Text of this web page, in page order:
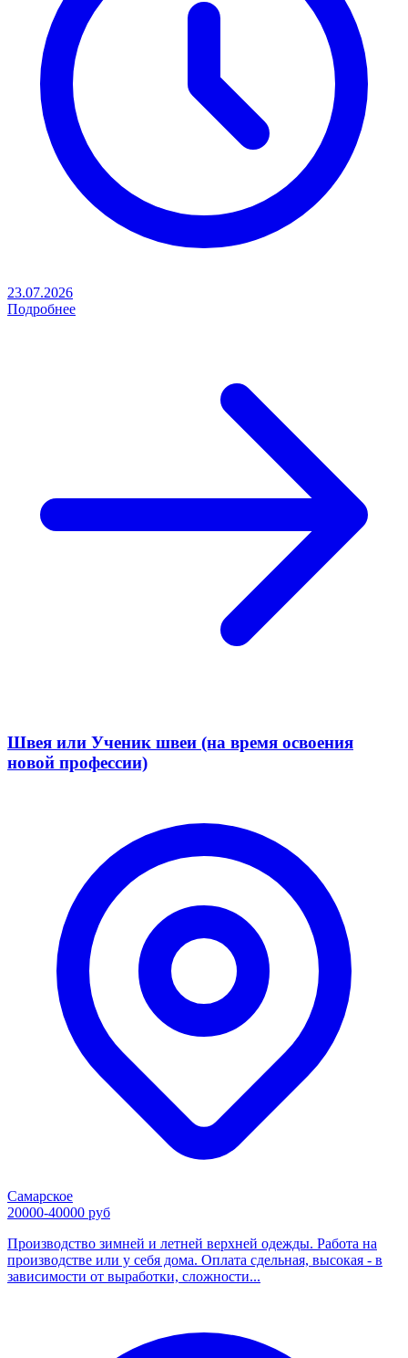
23.07.2026
Подробнее
Швея или Ученик швеи (на время освоения
новой профессии)
Самарское
20000-40000 руб
Производство зимней и летней верхней одежды. Работа на
производстве или у себя дома. Оплата сдельная, высокая - в
зависимости от выработки, сложности...